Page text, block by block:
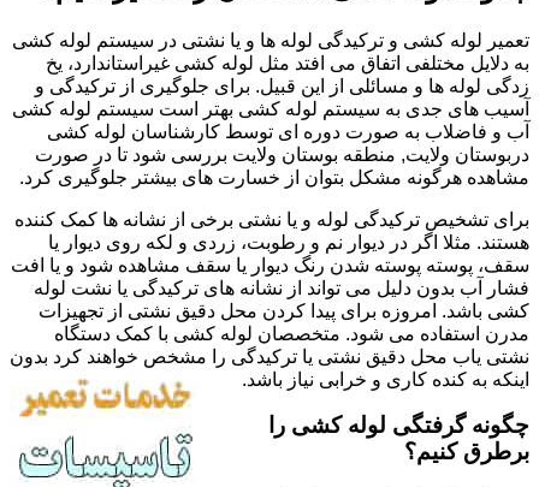
تعمیر لوله کشی و ترکیدگی لوله ها و یا نشتی در سیستم لوله کشی
به دلایل مختلفی اتفاق می افتد مثل لوله کشی غیراستاندارد، یخ
زدگی لوله ها و مسائلی از این قبیل. برای جلوگیری از ترکیدگی و
آسیب های جدی به سیستم لوله کشی بهتر است سیستم لوله کشی
آب و فاضلاب به صورت دوره ای توسط کارشناسان لوله کشی
دربوستان ولایت, منطقه بوستان ولایت بررسی شود تا در صورت
مشاهده هرگونه مشکل بتوان از خسارت های بیشتر جلوگیری کرد.
برای تشخیص ترکیدگی لوله و یا نشتی برخی از نشانه ها کمک کننده
هستند. مثلا اگر در دیوار نم و رطوبت، زردی و لکه روی دیوار یا
سقف، پوسته پوسته شدن رنگ دیوار یا سقف مشاهده شود و یا افت
فشار آب بدون دلیل می تواند از نشانه های ترکیدگی یا نشت لوله
کشی باشد. امروزه برای پیدا کردن محل دقیق نشتی از تجهیزات
مدرن استفاده می شود. متخصصان لوله کشی با کمک دستگاه
نشتی یاب محل دقیق نشتی یا ترکیدگی را مشخص خواهند کرد بدون
اینکه به کنده کاری و خرابی نیاز باشد.
چگونه گرفتگی لوله کشی را
برطرق کنیم؟